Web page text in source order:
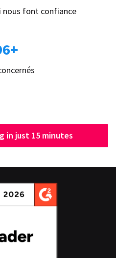
nous font confiance
in just 15 minutes